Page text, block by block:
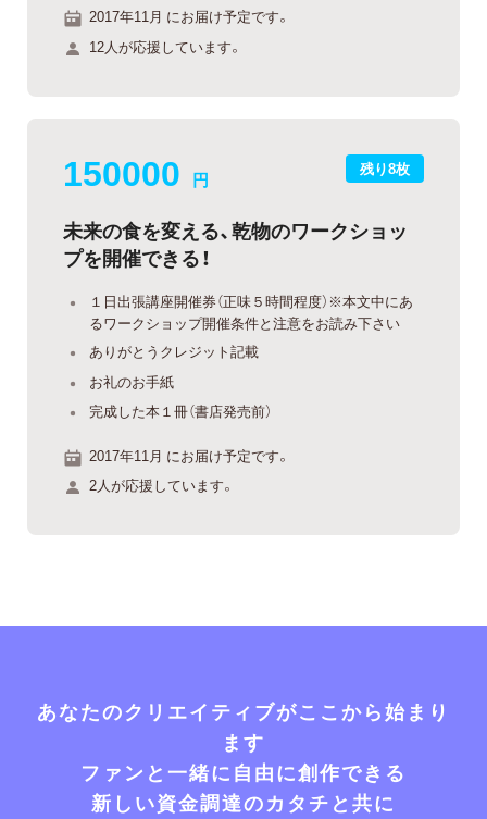
2017年11月 にお届け予定です。
12人が応援しています。
残り8枚
150000 円
未来の食を変える、乾物のワークショッ
プを開催できる！
１日出張講座開催券（正味５時間程度）※本文中にあ
るワークショップ開催条件と注意をお読み下さい
ありがとうクレジット記載
お礼のお手紙
完成した本１冊（書店発売前）
2017年11月 にお届け予定です。
2人が応援しています。
あなたのクリエイティブがここから始まり
ます
ファンと一緒に自由に創作できる
新しい資金調達のカタチと共に